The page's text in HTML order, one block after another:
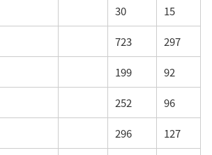
30 15
723 297
199 92
252 96
296 127